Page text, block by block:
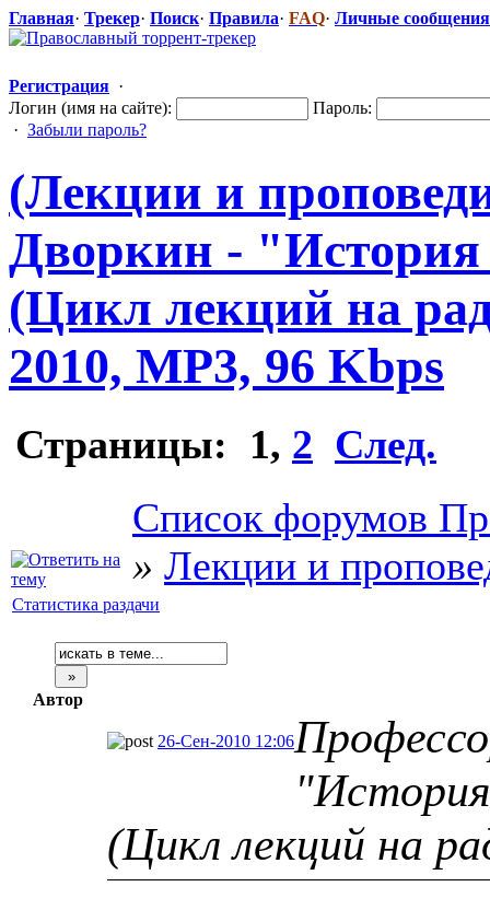
Главная· Трекер· Поиск· Правила· FAQ· Личные сообщения
Регистрация ·
Логин (имя на сайте):
Пароль:
· Забыли пароль?
(Лекции и
Дворкин - "История
(Цикл лекций на
2010, MP3, 96 Kbps
Страницы: 1, 2 След.
Список форумов
» Лекции и
Статистика раздачи
Автор
26-Сен-2010 12:06
(Цикл лекций на